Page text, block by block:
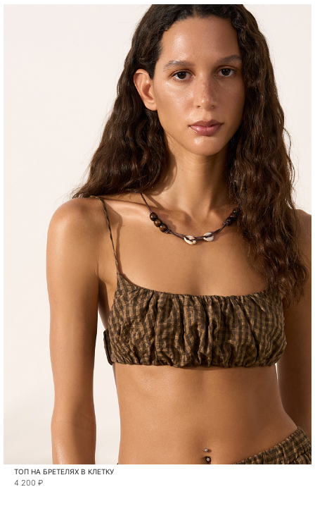
ТОП НА БРЕТЕЛЯХ В КЛЕТКУ
4 200 ₽